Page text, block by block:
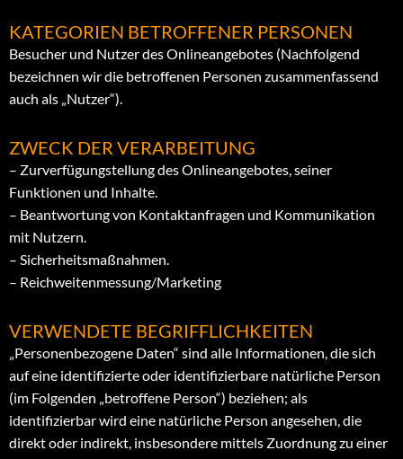
KATEGORIEN BETROFFENER PERSONEN
Besucher und Nutzer des Onlineangebotes (Nachfolgend
bezeichnen wir die betroffenen Personen zusammenfassend
auch als „Nutzer“).
ZWECK DER VERARBEITUNG
– Zurverfügungstellung des Onlineangebotes, seiner
Funktionen und Inhalte.
– Beantwortung von Kontaktanfragen und Kommunikation
mit Nutzern.
– Sicherheitsmaßnahmen.
– Reichweitenmessung/Marketing
VERWENDETE BEGRIFFLICHKEITEN
„Personenbezogene Daten“ sind alle Informationen, die sich
auf eine identifizierte oder identifizierbare natürliche Person
(im Folgenden „betroffene Person“) beziehen; als
identifizierbar wird eine natürliche Person angesehen, die
direkt oder indirekt, insbesondere mittels Zuordnung zu einer